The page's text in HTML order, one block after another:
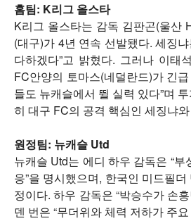
홈팀: K리그 올스타
K리그 올스타는 감독 김판곤(울산
(대구)가 4년 연속 선발됐다. 세징
다하겠다”고 밝혔다. 그러나 이태
FC안양의 토마스(네덜란드)가 긴
들도 뉴캐슬에서 뛸 실력 있다”며
히 대구 FC의 공격 핵심인 세징냐
원정팀: 뉴캐슬 Utd
뉴캐슬 Utd는 에디 하우 감독은 “
응”을 명시했으며, 한국인 미드필
정이다. 하우 감독은 “박승수가 손
덴 번은 “무더위와 체력 저하가 주